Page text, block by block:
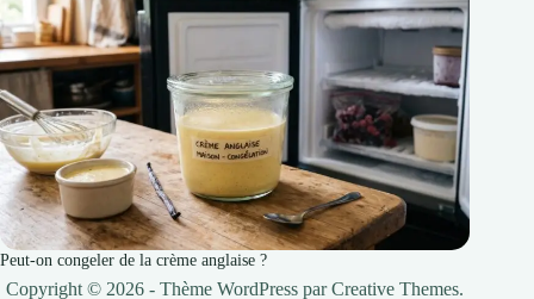
Peut-on congeler de la crème anglaise ?
Copyright © 2026 - Thème WordPress parCreative Themes.